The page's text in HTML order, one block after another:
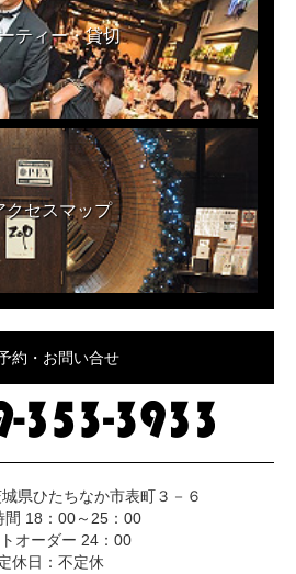
ティー・貸切
クセスマップ
約・お問い合せ
県ひたちなか市表町３－６
間 18：00～25：00
オーダー 24：00
休日：不定休